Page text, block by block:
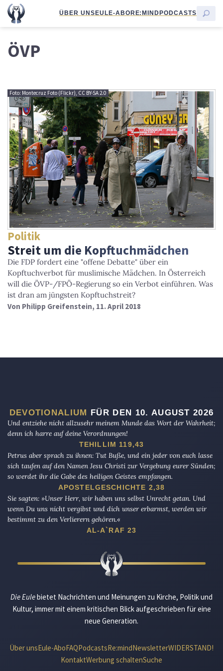
ÜBER UNSEULE-ABORE:MINDPODCASTS
ÖVP
Foto: Montecruz Foto (Flickr), CC BY-SA 2.0
Politik
Streit um die Kopftuchmädchen
Die FDP fordert eine "offene Debatte" über ein
Kopftuchverbot für muslimische Mädchen. In Österreich
will die ÖVP-/FPÖ-Regierung so ein Verbot einführen. Was
ist dran am jüngsten Kopftuchstreit?
Von Philipp Greifenstein, 11. April 2018
DEVOTIONALIUM FÜR DEN 10. AUGUST 2026
Und entziehe nicht allzusehr meinem Munde das Wort der Wahrheit;
denn ich harre auf deine Verordnungen!
TEHILLIM 119,43
Petrus aber sprach zu ihnen: Tut Buße, und ein jeder von euch lasse
sich taufen auf den Namen Jesu Christi zur Vergebung eurer Sünden;
so werdet ihr die Gabe des heiligen Geistes empfangen.
APOSTELGESCHICHTE 2,38
Sie sagten: »Unser Herr, wir haben uns selbst Unrecht getan. Und
wenn Du uns nicht vergibst und dich unser erbarmst, werden wir
bestimmt zu den Verlierern gehören.«
AL-A`RAF 23
Die Eulebietet Nachrichten und Meinungen zu Kirche, Politik und
Kultur, immer mit einem kritischen Blick aufgeschrieben für eine
neue Generation.
Über unsEule-AboFAQPodcastsRe:mindNewsletterWIDERSTAND!
KontaktWerbung schaltenSuche